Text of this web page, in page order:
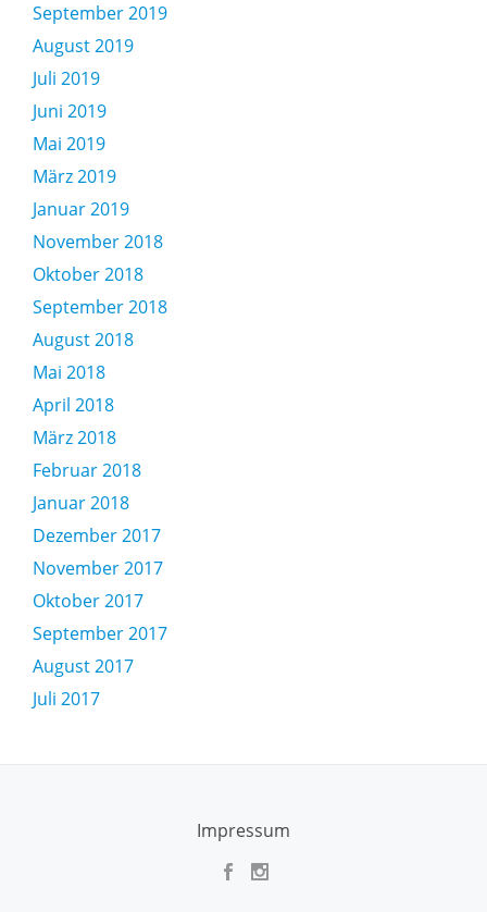
September 2019
August 2019
Juli 2019
Juni 2019
Mai 2019
März 2019
Januar 2019
November 2018
Oktober 2018
September 2018
August 2018
Mai 2018
April 2018
März 2018
Februar 2018
Januar 2018
Dezember 2017
November 2017
Oktober 2017
September 2017
August 2017
Juli 2017
Impressum